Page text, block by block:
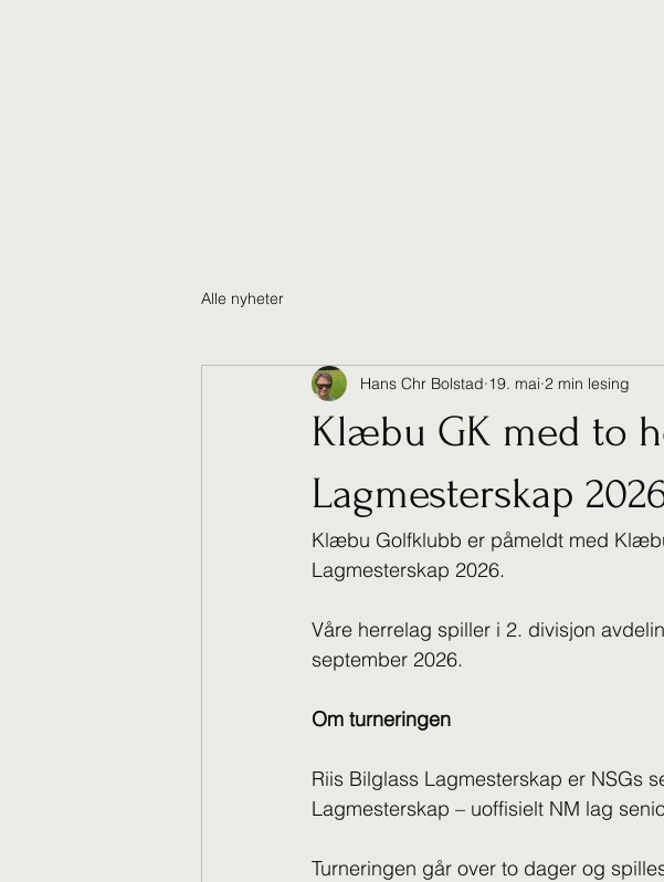
Alle nyheter
Klæbu GK med to
Lagmesterskap
Hans Chr Bolstad 19. mai 2 min lesing
Klæbu Golfklubb er påmeldt med
Lagmesterskap 2026.
Våre herrelag spiller i 2. divisjon
september 2026.
Om turneringen
Riis Bilglass Lagmesterskap er NSGs
Lagmesterskap – uoffisielt NM lag
Turneringen går over to dager og